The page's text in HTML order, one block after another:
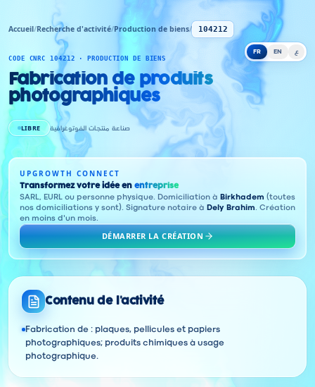
FR EN ع
Accueil/Recherche d'activité/Production de biens/ 104212
CODE CNRC 104212 · PRODUCTION DE BIENS
Fabrication de produits
photographiques
LIBRE صناعة منتجات الفوتوغرافية
UPGROWTH CONNECT
Transformez votre idée en entreprise
SARL, EURL ou personne physique. Domiciliation à Birkhadem (toutes
nos domiciliations y sont). Signature notaire à Dely Brahim. Création
en moins d'un mois.
DÉMARRER LA CRÉATION
Contenu de l'activité
Fabrication de : plaques, pellicules et papiers
photographiques; produits chimiques à usage
photographique.